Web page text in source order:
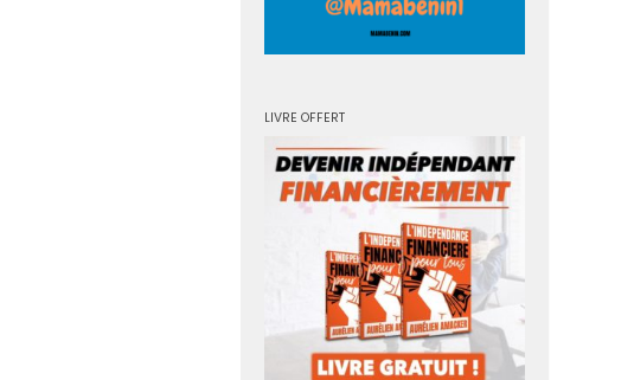
LIVRE OFFERT